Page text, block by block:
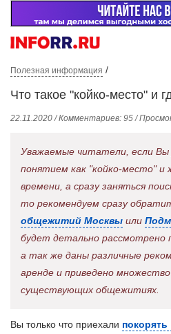
Полезная информация /
Что такое "койко-место" и
22.11.2020 / Комментариев: 95 /
Уважаемые читатели, если
понятием как "койко-место"
времени, а сразу заняться
то рекомендуем сразу
общежитий Москвы или
будет детально рассмотрено
а так же даны различные
аренде и приведено
существующих общежитиях.
Вы только что приехали